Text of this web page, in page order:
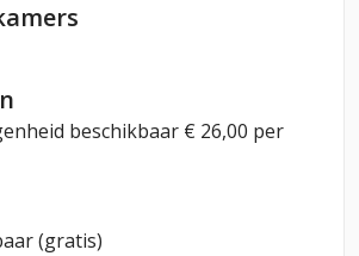
beschikbaar € 26,00 per
(gratis)